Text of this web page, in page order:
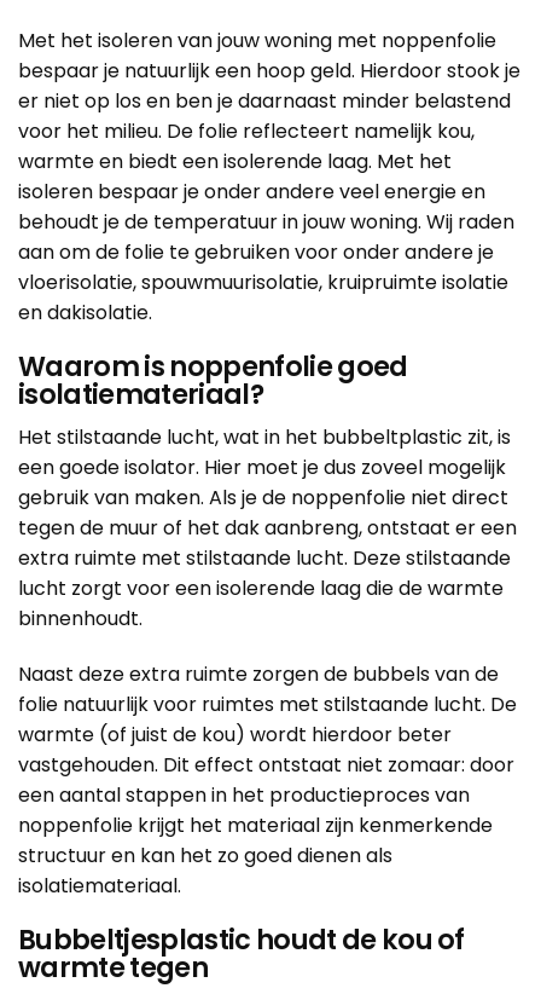
Met het isoleren van jouw woning met noppenfolie
bespaar je natuurlijk een hoop geld. Hierdoor stook je
er niet op los en ben je daarnaast minder belastend
voor het milieu. De folie reflecteert namelijk kou,
warmte en biedt een isolerende laag. Met het
isoleren bespaar je onder andere veel energie en
behoudt je de temperatuur in jouw woning. Wij raden
aan om de folie te gebruiken voor onder andere je
vloerisolatie, spouwmuurisolatie, kruipruimte isolatie
en dakisolatie.
Waarom is noppenfolie goed
isolatiemateriaal?
Het stilstaande lucht, wat in het bubbeltplastic zit, is
een goede isolator. Hier moet je dus zoveel mogelijk
gebruik van maken. Als je de noppenfolie niet direct
tegen de muur of het dak aanbreng, ontstaat er een
extra ruimte met stilstaande lucht. Deze stilstaande
lucht zorgt voor een isolerende laag die de warmte
binnenhoudt.
Naast deze extra ruimte zorgen de bubbels van de
folie natuurlijk voor ruimtes met stilstaande lucht. De
warmte (of juist de kou) wordt hierdoor beter
vastgehouden. Dit effect ontstaat niet zomaar: door
een aantal stappen in het productieproces van
noppenfolie krijgt het materiaal zijn kenmerkende
structuur en kan het zo goed dienen als
isolatiemateriaal.
Bubbeltjesplastic houdt de kou of
warmte tegen